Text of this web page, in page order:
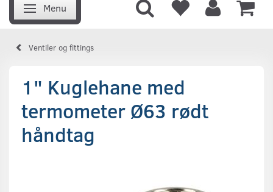
Skifte navigation
Menu
Ventiler og fittings
1" Kuglehane med
termometer Ø63 rødt
håndtag